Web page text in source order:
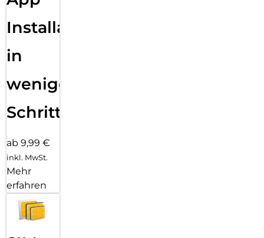
Installation
in
wenigen
Schritten
ab 9,99 €
inkl. MwSt.
Mehr
erfahren